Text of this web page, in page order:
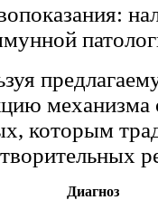
которым
Диагноз